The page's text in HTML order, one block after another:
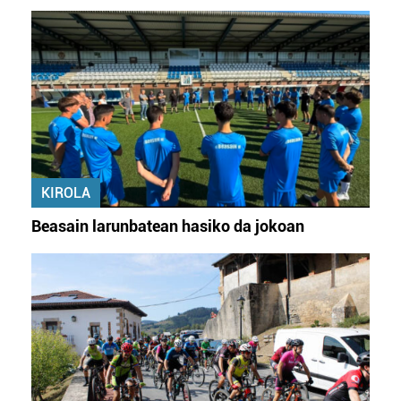
datuen atalean. Edozein unetan alda edo ken dezakezu
zure baimena Cookieen adierazpenean.
Webgune honek cookie propioak eta hirugarrenen cookie-
fitxategiak erabiltzen ditu. Zure esperientzia eta
zerbitzuak hobetzeko asmoz, cookie teknologiaz
baliatzen gara. Ohar hau onartuz gero, teknologia hori
erabiltzeko baimen esplizitua ematen diguzu.Gehiago
irakurri
KIROLA
Beasain larunbatean hasiko da jokoan